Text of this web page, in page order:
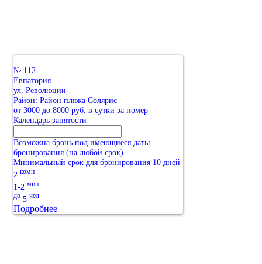
№ 112
Евпатория
ул. Революции
Район: Район пляжа Солярис
от 3000 до 8000 руб. в сутки за номер
Календарь занятости
Возможна бронь под имеющиеся даты
бронирования (на любой срок)
Минимальный срок для бронирования 10 дней
2 комн
1-2 мин
до 5 чел
Подробнее